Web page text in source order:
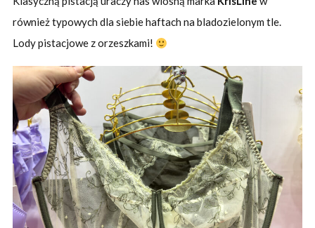
również typowych dla siebie haftach na bladozielonym tle.
Lody pistacjowe z orzeszkami!